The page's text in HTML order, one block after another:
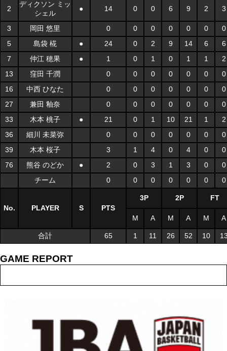
2
ディクソン ミッ
シェル
● 14 0 0 6 9 2 3
3 岡田 悠里 0 0 0 0 0 0
0
5
島袋 椛 ● 24 0 2 9 14 6
6
7
仲江 穂果 ● 1 0 1 0 1 1
2
13
窪田 千潤 0 0 0 0 0 0
0
16
中西 ひなた 0 0 0 0 0 0
0
27
兼田 釉奈 0 0 0 0 0 0
0
33
木本 桃子 ● 21 0 1 10 21 1
2
36
細川 未菜弥 0 0 0 0 0 0
0
39
木本 桜子 3 1 4 0 4 0
0
76
熊谷 のどか ● 2 0 3 1 3 0
0
チーム
0 0 0 0 0 0 0
No. PLAYER S PTS
3P 2P FT
M A M A M A
合計 65 1 11 26 52 10
GAME REPORT